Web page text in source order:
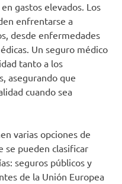
gastos elevados. Los
enfrentarse a
desde enfermedades
Un seguro médico
tanto a los
asegurando que
cuando sea
varias opciones de
se pueden clasificar
seguros públicos y
de la Unión Europea